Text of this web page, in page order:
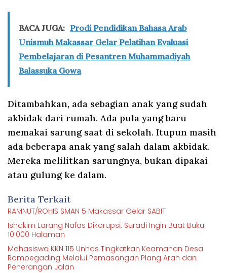
BACA JUGA: Prodi Pendidikan Bahasa Arab
Unismuh Makassar Gelar Pelatihan Evaluasi
Pembelajaran di Pesantren Muhammadiyah
Balassuka Gowa
Ditambahkan, ada sebagian anak yang sudah
akbidak dari rumah. Ada pula yang baru
memakai sarung saat di sekolah. Itupun masih
ada beberapa anak yang salah dalam akbidak.
Mereka melilitkan sarungnya, bukan dipakai
atau gulung ke dalam.
Berita Terkait
RAMNUT/ROHIS SMAN 5 Makassar Gelar SABIT
Ishakim Larang Nafas Dikorupsi. Suradi Ingin Buat Buku
10.000 Halaman
Mahasiswa KKN 115 Unhas Tingkatkan Keamanan Desa
Rompegading Melalui Pemasangan Plang Arah dan
Penerangan Jalan